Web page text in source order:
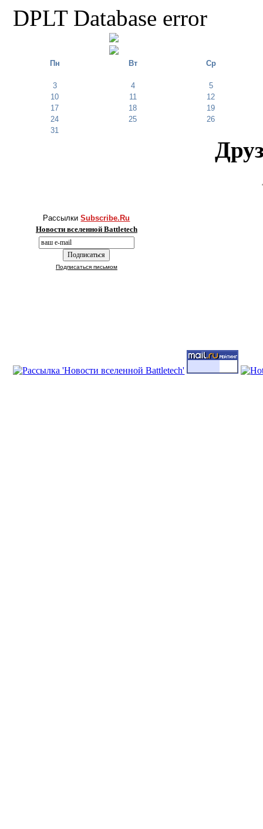
DPLT Database error
Пн Вт Ср
3 4
5
10
11
12
17
18
19
24
25
26
31
РассылкиSubscribe.Ru
Новости вселенной Battletech
Подписаться письмом